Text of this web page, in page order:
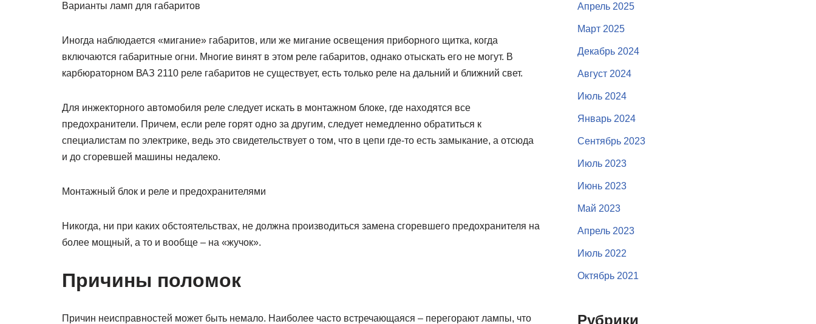
Варианты ламп для габаритов
Иногда наблюдается «мигание» габаритов, или же мигание освещения приборного щитка, когда
включаются габаритные огни. Многие винят в этом реле габаритов, однако отыскать его не могут. В
карбюраторном ВАЗ 2110 реле габаритов не существует, есть только реле на дальний и ближний свет.
Для инжекторного автомобиля реле следует искать в монтажном блоке, где находятся все
предохранители. Причем, если реле горят одно за другим, следует немедленно обратиться к
специалистам по электрике, ведь это свидетельствует о том, что в цепи где-то есть замыкание, а отсюда
и до сгоревшей машины недалеко.
Монтажный блок и реле и предохранителями
Никогда, ни при каких обстоятельствах, не должна производиться замена сгоревшего предохранителя на
более мощный, а то и вообще – на «жучок».
Причины поломок
Причин неисправностей может быть немало. Наиболее часто встречающаяся – перегорают лампы, что
Апрель 2025
Март 2025
Декабрь 2024
Август 2024
Июль 2024
Январь 2024
Сентябрь 2023
Июль 2023
Июнь 2023
Май 2023
Апрель 2023
Июль 2022
Октябрь 2021
Рубрики